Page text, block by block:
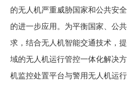
的无人机严重威胁国家和公共安
的进一步应用。为平衡国家、公
求，结合无人机智能交通技术，
域的无人机运行管控一体化解决
机监控处置平台与警用无人机运